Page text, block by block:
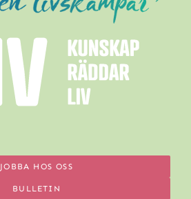
JOBBA HOS OSS
BULLETIN